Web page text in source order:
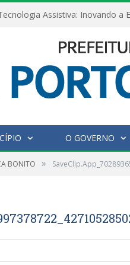
O GOVERNO
BONITO »